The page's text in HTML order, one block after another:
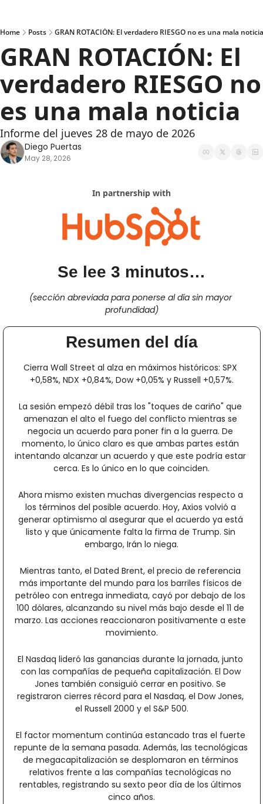
Home Posts GRAN ROTACIÓN: El verdadero RIESGO no es una mala noticia
GRAN ROTACIÓN: El
verdadero RIESGO no
es una mala noticia
Informe del jueves 28 de mayo de 2026
Diego Puertas
May 28, 2026
In partnership with
Se lee 3 minutos…
(sección abreviada para ponerse al día sin mayor
profundidad)
Resumen del día
Cierra Wall Street al alza en máximos históricos: SPX
+0,58%, NDX +0,84%, Dow +0,05% y Russell +0,57%.
La sesión empezó débil tras los "toques de cariño" que
amenazan el alto el fuego del conflicto mientras se
negocia un acuerdo para poner fin a la guerra. De
momento, lo único claro es que ambas partes están
intentando alcanzar un acuerdo y que este podría estar
cerca. Es lo único en lo que coinciden.
Ahora mismo existen muchas divergencias respecto a
los términos del posible acuerdo. Hoy, Axios volvió a
generar optimismo al asegurar que el acuerdo ya está
listo y que únicamente falta la firma de Trump. Sin
embargo, Irán lo niega.
Mientras tanto, el Dated Brent, el precio de referencia
más importante del mundo para los barriles físicos de
petróleo con entrega inmediata, cayó por debajo de los
100 dólares, alcanzando su nivel más bajo desde el 11 de
marzo. Las acciones reaccionaron positivamente a este
movimiento.
El Nasdaq lideró las ganancias durante la jornada, junto
con las compañías de pequeña capitalización. El Dow
Jones también consiguió cerrar en positivo. Se
registraron cierres récord para el Nasdaq, el Dow Jones,
el Russell 2000 y el S&P 500.
El factor momentum continúa estancado tras el fuerte
repunte de la semana pasada. Además, las tecnológicas
de megacapitalización se desplomaron en términos
relativos frente a las compañías tecnológicas no
rentables, registrando su sexto peor día de los últimos
cinco años.